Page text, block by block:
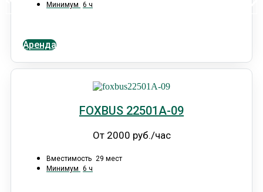
Минимум 6 ч
Аренда
FOXBUS 22501А-09
От 2000 руб./час
Вместимость 29 мест
Минимум 6 ч